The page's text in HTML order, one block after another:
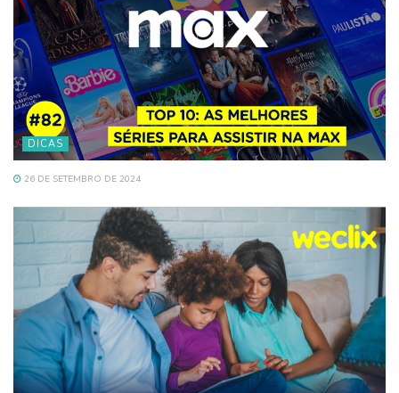
DICAS
26 DE SETEMBRO DE 2024